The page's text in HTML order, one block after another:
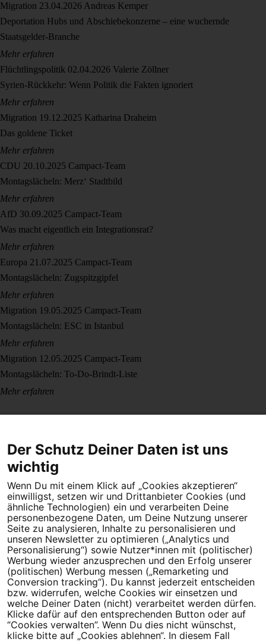
Migration 23.04.2026 Andreas Kemper
Deportation Hubs und Abschiebekonzerne – eine wuchernde
Staatsgelder-Branche
Mehr erfahren
Flüchtlingspolitik 02.04.2026 Valerie Zöllner
Syrien-Rückkehr: Wenn Politik die Fakten ignoriert
Mehr erfahren
Migration 19.12.2025 Katharina Draheim
Das goldene Ticket
Mehr erfahren
CDU 20.10.2025 Campact-Team
Montagslächeln: Merz‘ Stadtbild
Mehr erfahren
AfD 30.09.2025 Campact-Team
Was macht eigentlich ein Integrationsrat?
Mehr erfahren
Europa 21.07.2025 Campact-Team
Montagslächeln: Zugspitzgipfel
Mehr erfahren
Migration 19.05.2025 Campact-Team
Montagslächeln: ESC in Istanbul
Mehr erfahren
Migration 12.05.2025 Campact-Team
Montagslächeln: To-Do-Brindt-Liste
Mehr erfahren
Dein Engagement macht den Unterschied. Schließe Dich 4,5
Millionen Menschen an.
Newsletter bestellen
Campact e.V.
IBAN DE95 2‍5‍1‍2 0‍5‍1‍0 6‍9‍8‍0 0‍0‍0‍0 0‍0
SozialBank
Direkt online spenden
Der Schutz Deiner Daten ist uns
wichtig
Wenn Du mit einem Klick auf „Cookies akzeptieren“
einwilligst, setzen wir und Drittanbieter Cookies (und
ähnliche Technologien) ein und verarbeiten Deine
personenbezogene Daten, um Deine Nutzung unserer
Seite zu analysieren, Inhalte zu personalisieren und
unseren Newsletter zu optimieren („Analytics und
Personalisierung“) sowie Nutzer*innen mit (politischer)
Werbung wieder anzusprechen und den Erfolg unserer
(politischen) Werbung messen („Remarketing und
Conversion tracking“). Du kannst jederzeit entscheiden
bzw. widerrufen, welche Cookies wir einsetzen und
welche Deiner Daten (nicht) verarbeitet werden dürfen.
Klicke dafür auf den entsprechenden Button oder auf
“Cookies verwalten”. Wenn Du dies nicht wünschst,
klicke bitte auf „Cookies ablehnen“. In diesem Fall